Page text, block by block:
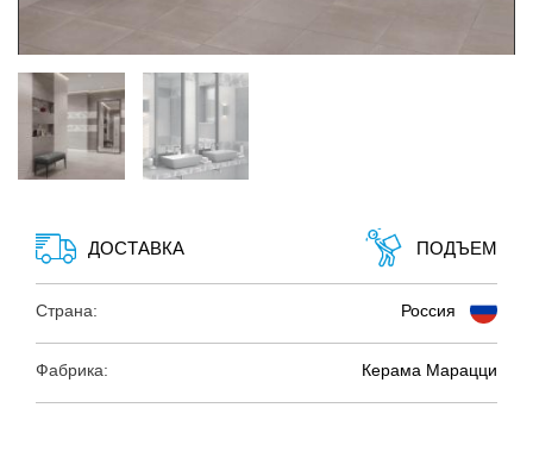
ДОСТАВКА ПОДЪЕМ
Страна: Россия
Фабрика: Керама Марацци